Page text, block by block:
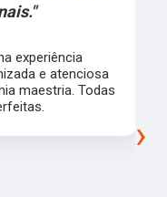
experiência
e atenciosa
maestria. Todas
›